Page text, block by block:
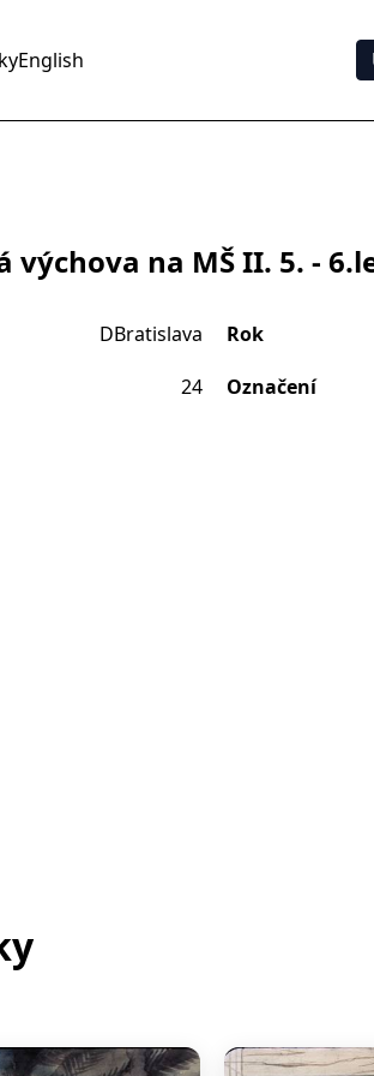
English
výchova na MŠ II. 5. -
DBratislava Rok
24 Označení